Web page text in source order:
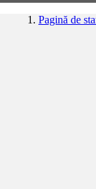
Pagină de